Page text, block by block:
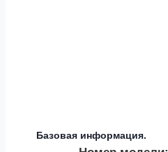
Базовая информация.